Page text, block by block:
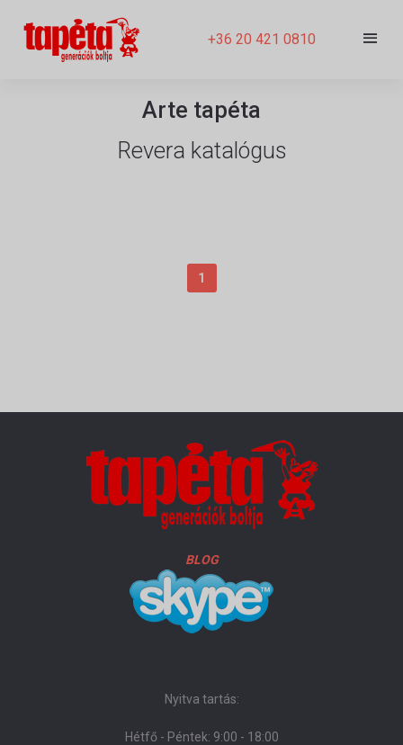
+36 20 421 0810
Arte tapéta
Revera katalógus
1
BLOG
Nyitva tartás:
Hétfő - Péntek: 9:00 - 18:00